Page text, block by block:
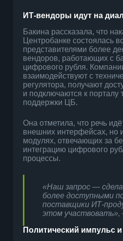
ИТ-вендоры идут на
Бакина рассказала, что
Центробанке состоялась
представителями более
вендоров, работающих с
цифрового рубля.
взаимодействуют с
регулятора, получают
и подключаются к порталу
поддержки ЦБ.
Она отметила, что речь
внешних интерфейсах, но
модулях, отвечающих за
интеграцию цифрового
процессы.
«Наш запрос —
более доступными
поставщики ИТ-
этом участвовать»,
Политический импульс